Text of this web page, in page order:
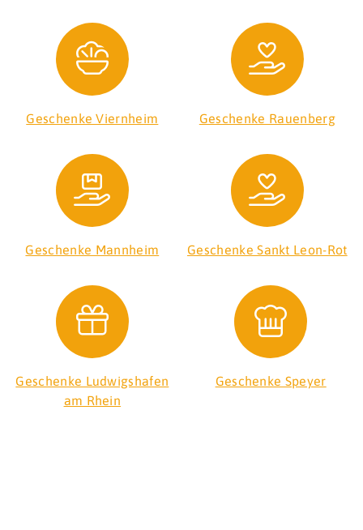
Geschenke Viernheim Geschenke Rauenberg
Geschenke Mannheim Geschenke Sankt Leon-Rot
Geschenke Ludwigshafen
am Rhein
Geschenke Speyer